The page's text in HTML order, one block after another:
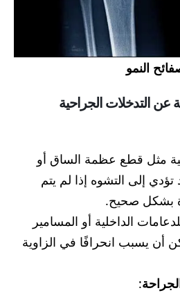
النمو
مثل قطع عظمة الساق أو
إلى التشوه إذا لم يتم
بشكل صحيح.
الداخلية أو المسامير
أن يسبب انحرافًا في الزاوية
: